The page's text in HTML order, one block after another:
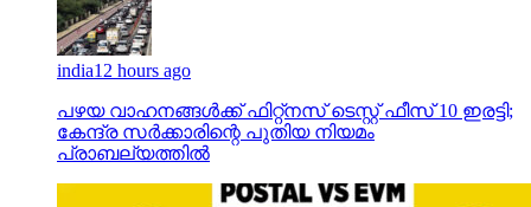
india12 hours ago
പഴയ വാഹനങ്ങള്‍ക്ക് ഫിറ്റ്‌നസ് ടെസ്റ്റ് ഫീസ് 10 ഇരട്ടി;
കേന്ദ്ര സര്‍ക്കാരിന്റെ പുതിയ നിയമം
പ്രാബല്യത്തില്‍